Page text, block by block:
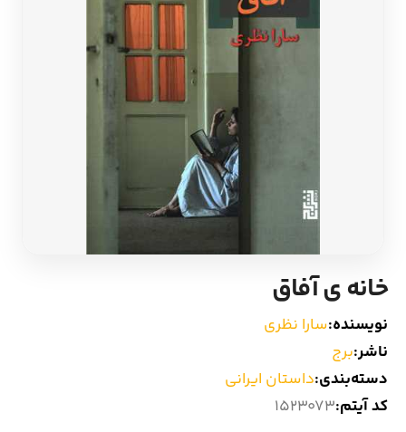
ادبیات آمریکای لاتین
ادبیات آلمان
ادبیات ترکیه
ادبیات آسیا
سایر کشورهای اروپا
داستان کوتاه
شعر و متون کهن
خانه ی آفاق
نویسنده:سارا نظری
ناشر:برج
دسته‌بندی:داستان ایرانی
کد آیتم:1523073